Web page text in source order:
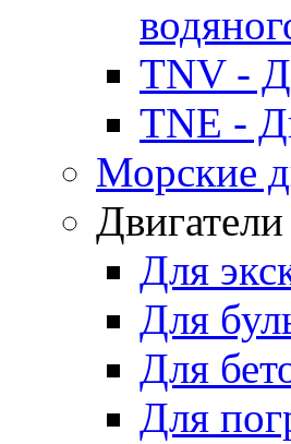
TNV -
TNE -
Морские
Для
Для
Для
Для